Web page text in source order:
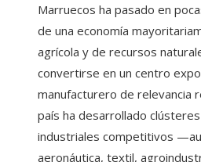
Marruecos ha pasado en
de una economía
agrícola y de recursos
convertirse en un centro
manufacturero de relevancia
país ha desarrollado clústeres
industriales competitivos
aeronáutica, textil,